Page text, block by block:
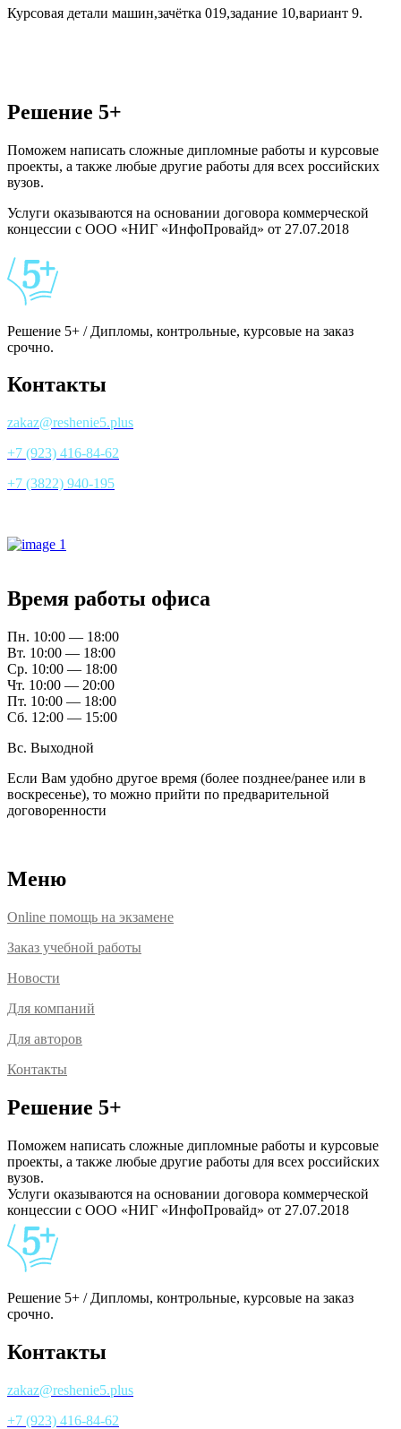
Курсовая детали машин,зачётка 019,задание 10,вариант 9.
Решение 5+
Поможем написать сложные дипломные работы и курсовые
проекты, а также любые другие работы для всех российских
вузов.
Услуги оказываются на основании договора коммерческой
концессии с ООО «НИГ «ИнфоПровайд» от 27.07.2018
Решение 5+ / Дипломы, контрольные, курсовые на заказ
срочно.
Контакты
zakaz@reshenie5.plus
+7 (923) 416-84-62
+7 (3822) 940-195
Время работы офиса
Пн. 10:00 — 18:00
Вт. 10:00 — 18:00
Ср. 10:00 — 18:00
Чт. 10:00 — 20:00
Пт. 10:00 — 18:00
Сб. 12:00 — 15:00
Вс. Выходной
Если Вам удобно другое время (более позднее/ранее или в
воскресенье), то можно прийти по предварительной
договоренности
Меню
Online помощь на экзамене
Заказ учебной работы
Новости
Для компаний
Для авторов
Контакты
Решение 5+
Поможем написать сложные дипломные работы и курсовые
проекты, а также любые другие работы для всех российских
вузов.
Услуги оказываются на основании договора коммерческой
концессии с ООО «НИГ «ИнфоПровайд» от 27.07.2018
Решение 5+ / Дипломы, контрольные, курсовые на заказ
срочно.
Контакты
zakaz@reshenie5.plus
+7 (923) 416-84-62